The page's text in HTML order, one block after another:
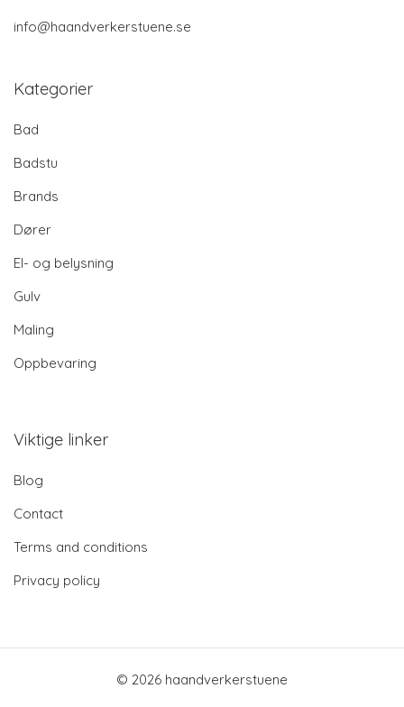
info@haandverkerstuene.se
Kategorier
Bad
Badstu
Brands
Dører
El- og belysning
Gulv
Maling
Oppbevaring
Viktige linker
Blog
Contact
Terms and conditions
Privacy policy
© 2026 haandverkerstuene